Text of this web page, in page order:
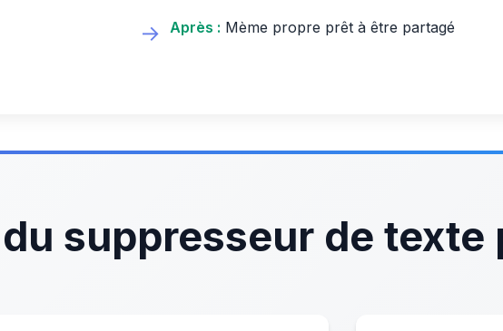
→ Après : Mème propre prêt à être partagé
suppresseur de texte